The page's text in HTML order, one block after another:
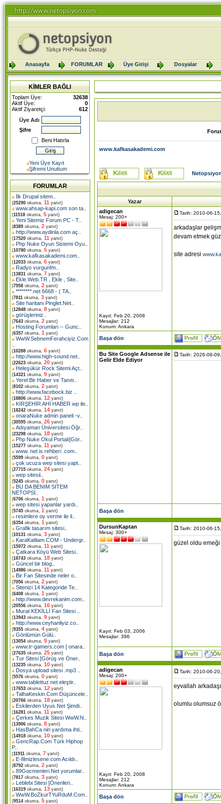
Anasayfa FORUMLAR Üye Girişi Dosyalar
KİMLER BAĞLI
Toplam Üye:
32638
Aktif Üye:
0
Aktif Ziyaretçi:
612
Üye Adı
Şifre
Beni Hatırla
Yeni Üye Kayıt
Şifremi Unuttum
FORUMLAR
İlk Drupal sitem
(25290 okuma, 11 yanıt)
www.ahsap-kapi.com son ta
(11518 okuma, 5 yanıt)
Yeni Sitemiz Forum PC - T..
(8389 okuma, 2 yanıt)
http://www.aydinla.com aç
(17520 okuma, 11 yanıt)
Php Nuke Oyun Sistemi Oyu
(10780 okuma, 5 yanıt)
www.kafkasakademi.com
(12033 okuma, 6 yanıt)
Radyo vurgunfm
(13831 okuma, 7 yanıt)
Ekle.Web.TR , Ekle , Site
(7958 okuma, 2 yanıt)
********.net 6668 - ( TA
(7811 okuma, 3 yanıt)
Site haritanı Pinglet.Net
(12848 okuma, 8 yanıt)
görüşleriniz
(7643 okuma, 2 yanıt)
Hosting Forumlari -- Gunc
(6357 okuma, 1 yanıt)
WwW.SebnemFerahciyiz.Com
(10288 okuma, 6 yanıt)
http://www.high-sound.net
(22623 okuma, 20 yanıt)
Heleşükür Rock Sitemi Açt
(14321 okuma, 9 yanıt)
Yerel Bir Haber ve Tanıtı
(8102 okuma, 2 yanıt)
http://www.facebock.biz
(18806 okuma, 12 yanıt)
KIRŞEHİR AHİ HABER wp ile
(18242 okuma, 14 yanıt)
onaraNuke admin paneli -v..
(30595 okuma, 26 yanıt)
Adıyaman Üniversitesi Öğr..
(23298 okuma, 18 yanıt)
Php Nuke Okul Portalı[Gör..
(15277 okuma, 11 yanıt)
www. net is rehberi .com
(5599 okuma, 0 yanıt)
çok ucuza wep sitesi yapt
(27715 okuma, 24 yanıt)
wep sitesii
(5245 okuma, 0 yanıt)
BU DA BENIM SITEM
NETOPSİ
(6706 okuma, 1 yanıt)
wep sitesi yapanlar yardı
(5745 okuma, 1 yanıt)
resimlere oy verme ile il
(6354 okuma, 1 yanıt)
Grafik tasarım sitesi
(10131 okuma, 3 yanıt)
KaraKatliam.COM - Undergr..
(15972 okuma, 11 yanıt)
Çatkara Köyü Web Sitesi
(18743 okuma, 18 yanıt)
Güncel bir blog
(14986 okuma, 11 yanıt)
Bir Fan Sitesinde neler o
(7056 okuma, 2 yanıt)
Sitenizi 14 Kategoride Te
(6408 okuma, 1 yanıt)
http://www.devrekanim.com
(20556 okuma, 16 yanıt)
Murat KEKİLLİ Fan Sitesi
(13943 okuma, 9 yanıt)
http://www.ceyhanliyiz.co
(9355 okuma, 4 yanıt)
Gönlümün Gülü
(13054 okuma, 9 yanıt)
www.tr-gamers.com [ onara
(27635 okuma, 25 yanıt)
Tur Sitesi [Görüş ve Öner..
(13235 okuma, 10 yanıt)
Dosya upload sitesi .mp3
(5576 okuma, 0 yanıt)
www.tablettuz.net eleştir..
(17653 okuma, 12 yanıt)
TalhaKeskin.Com Düşüncele
(20766 okuma, 18 yanıt)
Eskilerden Uyus.Net Şimdi
(16281 okuma, 11 yanıt)
Çerkes Muzik Sitesi WwW.N
(13906 okuma, 8 yanıt)
HasBahCa nin yardıma ihti
(14918 okuma, 10 yanıt)
GencRap.Com Türk Hiphop
P..
(11911 okuma, 7 yanıt)
E-filmizlesene.com Acıldı
(8792 okuma, 2 yanıt)
89Gocmenleri.Net yorumlar..
(7817 okuma, 3 yanıt)
Leblebi Sitesi [Önerileri
(16319 okuma, 13 yanıt)
WwW.BoZkurTYuRduM.Com
(9514 okuma, 5 yanıt)
www.kafkasakademi.com
Yazar
adigecan
Mesaj: 200+
Kayıt: Feb 20, 2008
Mesajlar: 212
Konum: Ankara
Tarih: 2010-06-
arkadaşlar
devam etmek
site adresi
Başa dön
Bu Site Google Adsense ile
Gelir Elde Ediyor
Tarih: 2026-08-
Başa dön
DursunKaptan
Mesaj: 300+
Kayıt: Feb 03, 2006
Mesajlar: 396
Tarih: 2010-06-
güzel oldu
Başa dön
adigecan
Mesaj: 200+
Kayıt: Feb 20, 2008
Mesajlar: 212
Konum: Ankara
Tarih: 2010-06-
eyvallah
olumlu olumsuz
Başa dön